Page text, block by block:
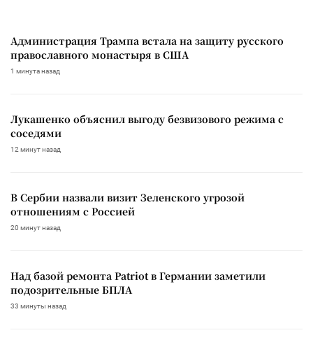
Администрация Трампа встала на защиту русского
православного монастыря в США
1 минута назад
Лукашенко объяснил выгоду безвизового режима с
соседями
12 минут назад
В Сербии назвали визит Зеленского угрозой
отношениям с Россией
20 минут назад
Над базой ремонта Patriot в Германии заметили
подозрительные БПЛА
33 минуты назад